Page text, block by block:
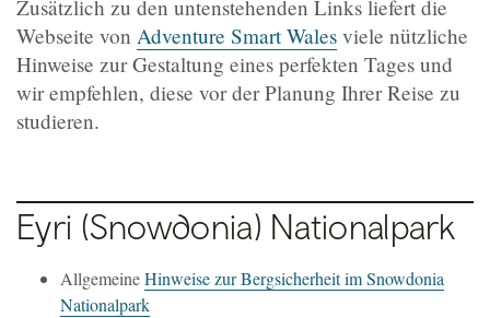
Zusätzlich zu den untenstehenden Links liefert die
Webseite von Adventure Smart Wales viele nützliche
Hinweise zur Gestaltung eines perfekten Tages und
wir empfehlen, diese vor der Planung Ihrer Reise zu
studieren.
Eyri (Snowdonia) Nationalpark
AllgemeineHinweise zur Bergsicherheit im Snowdonia
Nationalpark